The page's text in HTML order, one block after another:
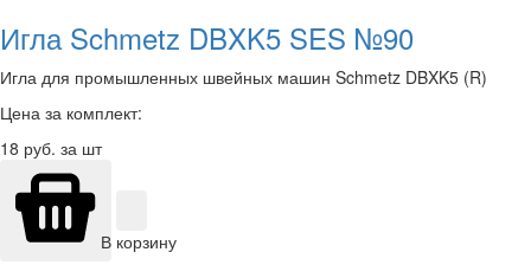
Игла Schmetz DBXK5 SES №90
Игла для промышленных швейных машин Schmetz DBXK5 (R)
Цена за комплект:
18 руб. за шт
В корзину